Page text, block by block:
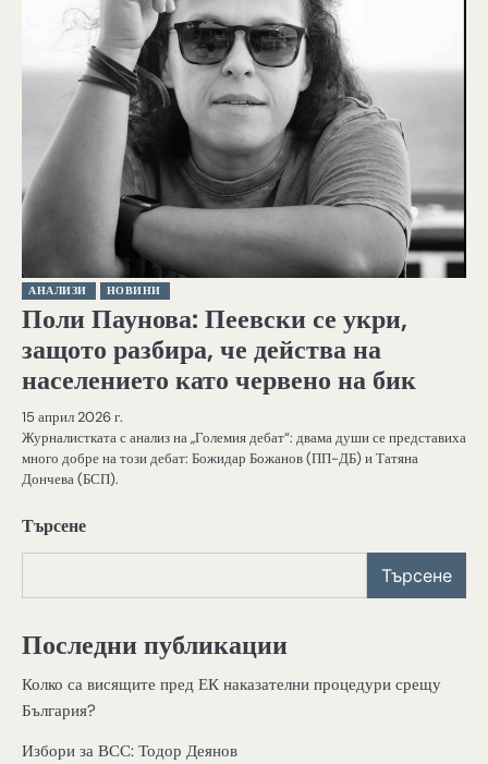
АНАЛИЗИ НОВИНИ
Поли Паунова: Пеевски се укри,
защото разбира, че действа на
населението като червено на бик
15 април 2026 г.
Журналистката с анализ на „Големия дебат“: двама души се представиха
много добре на този дебат: Божидар Божанов (ПП-ДБ) и Татяна
Дончева (БСП).
Търсене
Търсене
Последни публикации
Колко са висящите пред ЕК наказателни процедури срещу
България?
Избори за ВСС: Тодор Деянов